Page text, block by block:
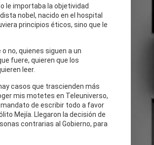
le importaba la objetividad
nobel, nacido en el hospital
principios éticos, sino que le
no, quienes siguen a un
fuere, quieren que los
leer.
casos que trascienden más
mis motetes en Teleuniverso,
de escribir todo a favor
Mejía. Llegaron la decisión de
contrarias al Gobierno, para